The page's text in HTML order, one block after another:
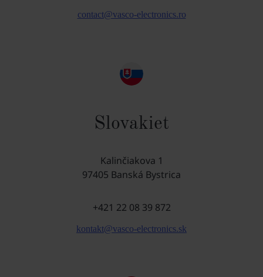
contact@vasco-electronics.ro
Slovakiet
Kalinčiakova 1
97405 Banská Bystrica
+421 22 08 39 872
kontakt@vasco-electronics.sk